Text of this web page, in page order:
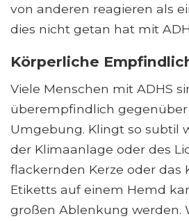
von anderen reagieren als
dies nicht getan hat mit
Körperliche
Viele Menschen mit ADHS
überempfindlich gegenüber
Umgebung. Klingt so subtil
der Klimaanlage oder des
flackernden Kerze oder das
Etiketts auf einem Hemd
großen Ablenkung werden.